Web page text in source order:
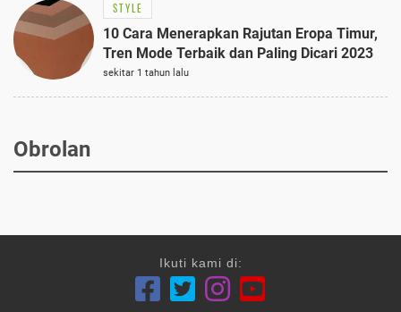
STYLE
10 Cara Menerapkan Rajutan Eropa Timur,
Tren Mode Terbaik dan Paling Dicari 2023
sekitar 1 tahun lalu
Obrolan
Ikuti kami di: